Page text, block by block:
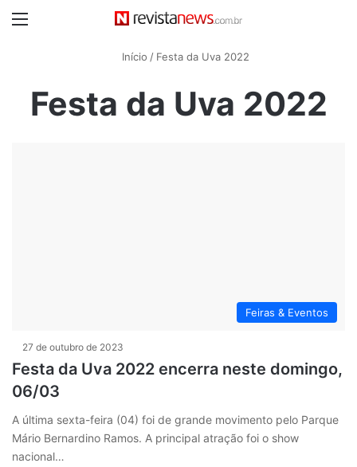
Início / Festa da Uva 2022
Festa da Uva 2022
Feiras & Eventos
27 de outubro de 2023
Festa da Uva 2022 encerra neste domingo,
06/03
A última sexta-feira (04) foi de grande movimento pelo Parque
Mário Bernardino Ramos. A principal atração foi o show
nacional…